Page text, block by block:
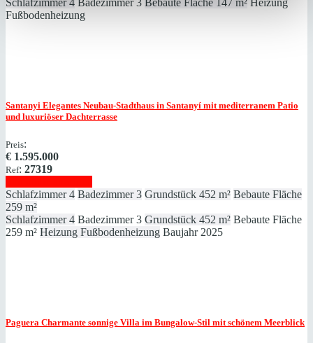
Fußbodenheizung
Santanyi Elegantes Neubau-Stadthaus in Santanyí mit mediterranem Patio
und luxuriöser Dachterrasse
Preis:
€ 1.595.000
Ref: 27319
Schlafzimmer 4 Badezimmer 3 Grundstück 452 m² Bebaute Fläche
259 m²
Schlafzimmer 4 Badezimmer 3 Grundstück 452 m² Bebaute Fläche
259 m² Heizung Fußbodenheizung Baujahr 2025
Paguera Charmante sonnige Villa im Bungalow-Stil mit schönem Meerblick